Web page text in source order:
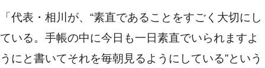
「代表・相川が、“素直であることをすごく大切にし
ている。手帳の中に今日も一日素直でいられますよ
うにと書いてそれを毎朝見るようにしている”という